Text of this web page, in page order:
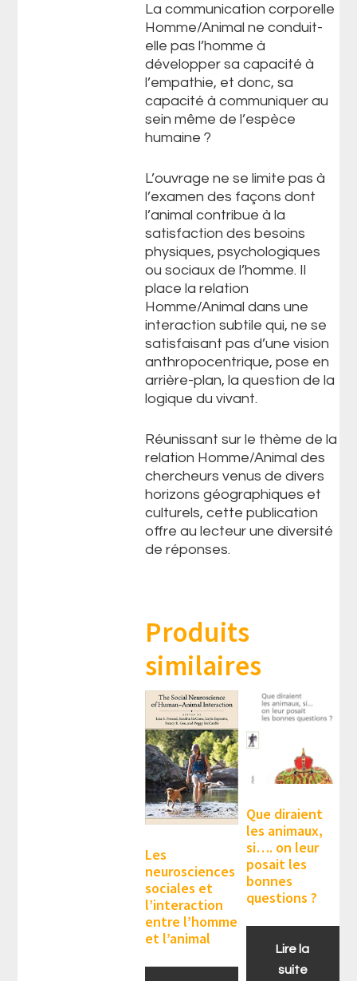
La communication corporelle
Homme/Animal ne conduit-
elle pas l’homme à
développer sa capacité à
l’empathie, et donc, sa
capacité à communiquer au
sein même de l’espèce
humaine ?
L’ouvrage ne se limite pas à
l’examen des façons dont
l’animal contribue à la
satisfaction des besoins
physiques, psychologiques
ou sociaux de l’homme. Il
place la relation
Homme/Animal dans une
interaction subtile qui, ne se
satisfaisant pas d’une vision
anthropocentrique, pose en
arrière-plan, la question de la
logique du vivant.
Réunissant sur le thème de la
relation Homme/Animal des
chercheurs venus de divers
horizons géographiques et
culturels, cette publication
offre au lecteur une diversité
de réponses.
Produits
similaires
Les
neurosciences
sociales et
l’interaction
entre l’homme
et l’animal
Que diraient
les animaux,
si…. on leur
posait les
bonnes
questions ?
Lire la
suite